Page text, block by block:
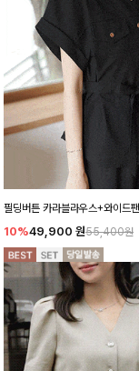
필딩버튼 카라블라우스+와이드
10%49,900 원55,400원